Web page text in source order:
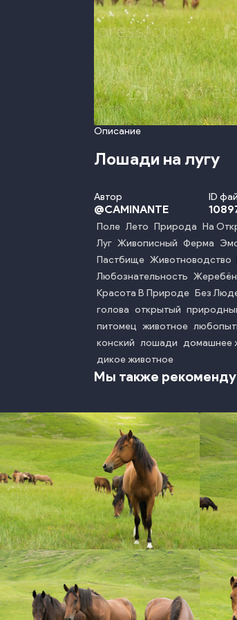
Описание
Лошади на лугу
Автор
@CAMINANTE
ID
Поле Лето Природа На
Луг Живописный Ферма
Пастбище Животноводство
Любознательность
Красота В Природе Без
голова открытый
питомец животное
конский лошади домашнее
дикое животное
Мы также
photo